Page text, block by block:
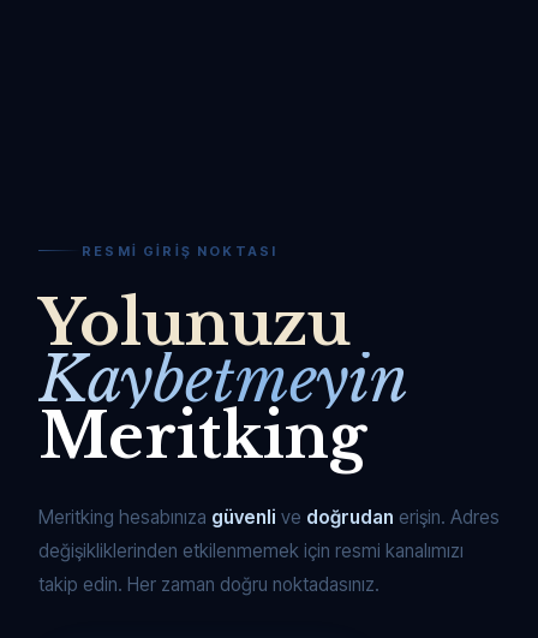
RESMI GIRIŞ NOKTASI
Yolunuzu
Kaybetmeyin
Meritking
Meritking hesabınıza güvenli ve doğrudan erişin. Adres
değişikliklerinden etkilenmemek için resmi kanalımızı
takip edin. Her zaman doğru noktadasınız.